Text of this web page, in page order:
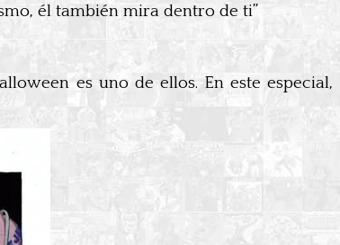
él también mira dentro de ti”
es uno de ellos. En este especial,